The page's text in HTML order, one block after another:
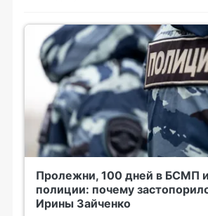
Пролежни, 100 дней в БСМП
полиции: почему
Ирины Зайченко